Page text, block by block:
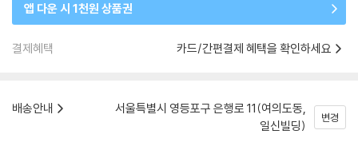
앱 다운 시 1천원 상품권
결제혜택 카드/간편결제 혜택을 확인하세요
배송안내
서울특별시 영등포구 은행로 11(여의도동,
일신빌딩)
변경